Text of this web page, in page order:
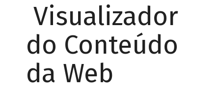
Visualizador
do Conteúdo
da Web